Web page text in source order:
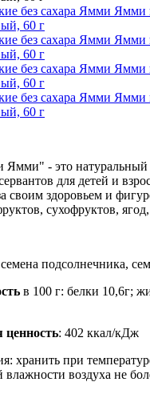
- это натуральный
для детей и
своим здоровьем и
сухофруктов,
подсолнечника,
в 100 г: белки 10,6г;
ценность: 402 ккал/кДж
хранить при
влажности воздуха не